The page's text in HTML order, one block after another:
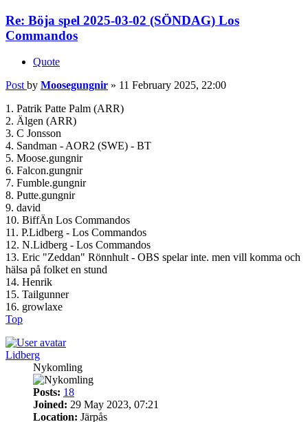
Re: Böja spel 2025-03-02 (SÖNDAG) Los
Commandos
Quote
Post by Moosegungnir » 11 February 2025, 22:00
1. Patrik Patte Palm (ARR)
2. Älgen (ARR)
3. C Jonsson
4. Sandman - AOR2 (SWE) - BT
5. Moose.gungnir
6. Falcon.gungnir
7. Fumble.gungnir
8. Putte.gungnir
9. david
10. BiffÄn Los Commandos
11. P.Lidberg - Los Commandos
12. N.Lidberg - Los Commandos
13. Eric "Zeddan" Rönnhult - OBS spelar inte. men vill komma och
hälsa på folket en stund
14. Henrik
15. Tailgunner
16. growlaxe
Top
Lidberg
Nykomling
Posts: 18
Joined: 29 May 2023, 07:21
Location: Järpås